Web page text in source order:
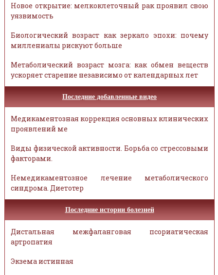
Новое открытие: мелкоклеточный рак проявил свою
уязвимость
Биологический возраст как зеркало эпохи: почему
миллениалы рискуют больше
Метаболический возраст мозга: как обмен веществ
ускоряет старение независимо от календарных лет
Последние добавленные видео
Медикаментозная коррекция основных клинических
проявлений ме
Виды физической активности. Борьба со стрессовыми
факторами.
Немедикаментозное лечение метаболического
синдрома. Диетотер
Последние истории болезней
Дистальная межфаланговая псориатическая
артропатия
Экзема истинная